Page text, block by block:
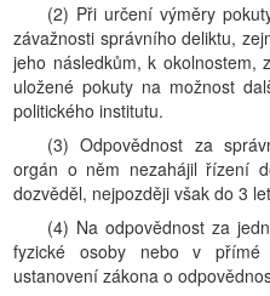
(2) Při určení výměry
závažnosti správního deliktu,
jeho následkům, k okolnostem,
uložené pokuty na možnost
politického institutu.
(3) Odpovědnost za
orgán o něm nezahájil řízení
dozvěděl, nejpozději však do 3
(4) Na odpovědnost za
fyzické osoby nebo v
ustanovení zákona o